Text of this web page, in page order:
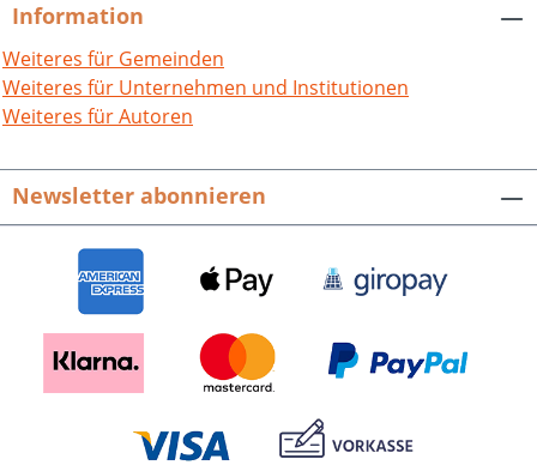
Wieslochs vom Anfang bis zur Mitte des
20. Jahrhunderts – Karl Günther: Der
jüdische Friedhof in Wiesloch – Helmut
Mohr: Weinbau in Wiesloch und an der
Geschichte. Bd. 1.Hrsg. vom Stadtarchiv
Wiesloch. Mit Beiträgen von Ludwig H.
Hildebrandt, Helmut Walther, Harald
Gomille, Manfred Kurz, Michael Bock,
Thomas Herzig, Volker Kronemayer, Karl
Günther und Helmut Mohr.264 S. mit
154 Abb., fester Einband. 2000.ISBN 978-
3-89735-145-5. EUR 15,90.
Information
Weiteres für Gemeinden
Weiteres für Unternehmen und Institutionen
Weiteres für Autoren
Newsletter abonnieren